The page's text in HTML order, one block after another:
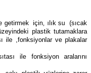
getirmek için, ılık su (sıcak
plastik tutamaklara
ile ,fonksiyonlar ve plakalar
ile fonksiyon aralarını